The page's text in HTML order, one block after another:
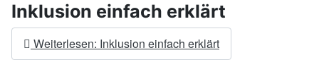
Inklusion einfach erklärt
Weiterlesen: Inklusion einfach erklärt